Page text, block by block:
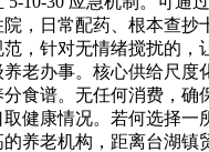
，日常配药、根本查抄
，针对无情绪搅扰的，
老办事。核心供给尺度
食谱。无任何消费，确
健康情况。若何选择一
养老机构，距离台湖镇